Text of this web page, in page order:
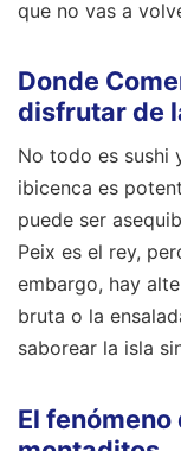
que no vas a
Donde
disfrutar de
No todo es sushi
ibicenca es
puede ser
Peix es el rey,
embargo, hay
bruta o la
saborear la isla
El